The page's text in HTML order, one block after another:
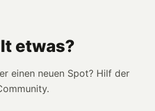
etwas?
einen neuen Spot? Hilf der